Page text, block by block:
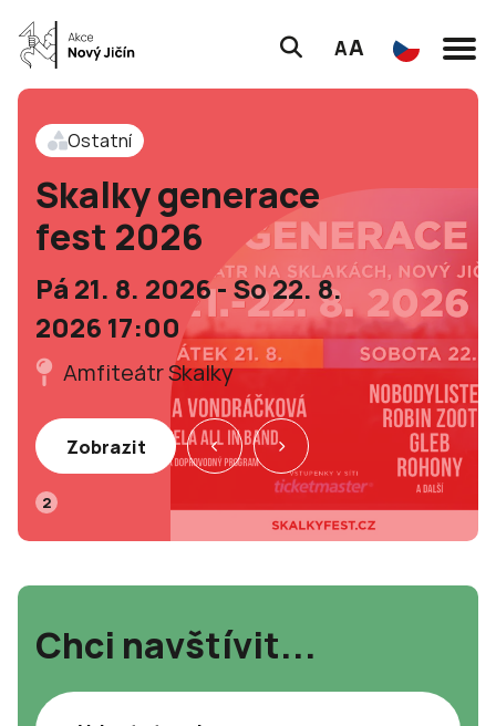
AA
Ostatní
Skalky generace
fest 2026
Pá 21. 8. 2026 - So 22. 8.
2026 17:00
Amfiteátr Skalky
Zobrazit
2
Chci navštívit...